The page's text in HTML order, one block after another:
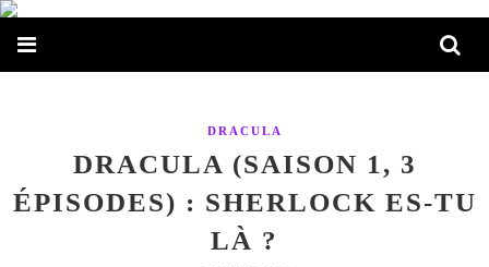
DRACULA
DRACULA (SAISON 1, 3
ÉPISODES) : SHERLOCK ES-TU
LÀ ?